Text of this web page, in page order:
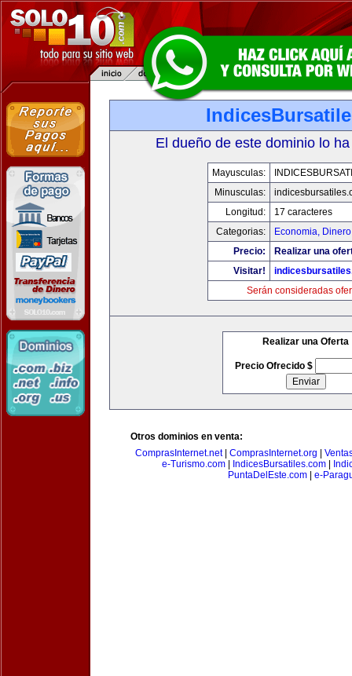
El dueño de este dominio lo
Mayusculas:
Minusculas:
Longitud:
17 caracteres
Categorias:
Economia,
Precio:
Realizar una
Visitar!
Serán consideradas
Realizar una Oferta
Precio Ofrecido $
Otros dominios en venta:
ComprasInternet.net| ComprasInternet.org
e-Turismo.com| IndicesBursatiles.com|
PuntaDelEste.com| e-